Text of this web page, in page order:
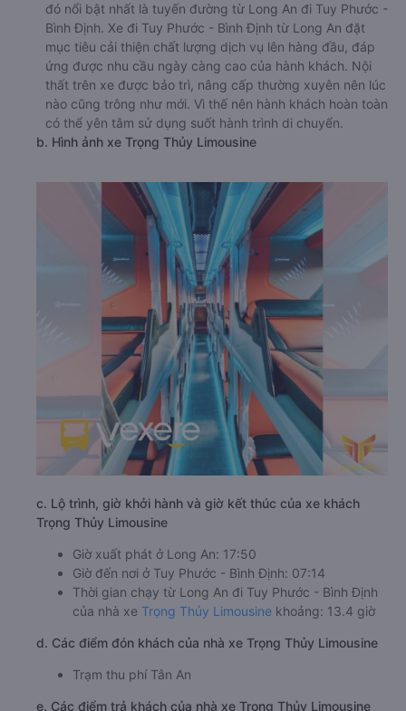
đó nổi bật nhất là tuyến đường từ Long An đi Tuy Phước -
Bình Định. Xe đi Tuy Phước - Bình Định từ Long An đặt
mục tiêu cải thiện chất lượng dịch vụ lên hàng đầu, đáp
ứng được nhu cầu ngày càng cao của hành khách. Nội
thất trên xe được bảo trì, nâng cấp thường xuyên nên lúc
nào cũng trông như mới. Vì thế nên hành khách hoàn toàn
có thể yên tâm sử dụng suốt hành trình di chuyển.
b. Hình ảnh xe Trọng Thủy Limousine
c. Lộ trình, giờ khởi hành và giờ kết thúc của xe khách
Trọng Thủy Limousine
Giờ xuất phát ở Long An: 17:50
Giờ đến nơi ở Tuy Phước - Bình Định: 07:14
Thời gian chạy từ Long An đi Tuy Phước - Bình Định
của nhà xe Trọng Thủy Limousine khoảng: 13.4 giờ
d. Các điểm đón khách của nhà xe Trọng Thủy Limousine
Trạm thu phí Tân An
e. Các điểm trả khách của nhà xe Trọng Thủy Limousine